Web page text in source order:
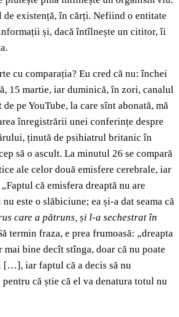
de existență, în cărți. Nefiind o entitate
și, dacă întîlnește un cititor, îi
cu comparația? Eu cred că nu: închei
15 martie, iar duminică, în zori, canalul
pe YouTube, la care sînt abonată, mă
înregistrării unei conferințe despre
ținută de psihiatrul britanic în
să o ascult. La minutul 26 se compară
ale celor două emisfere cerebrale, iar
că emisfera dreaptă nu are
este o slăbiciune; ea și-a dat seama că
care a pătruns, și l-a sechestrat în
termin fraza, e prea frumoasă: „dreapta
bine decît stînga, doar că nu poate
iar faptul că a decis să nu
că știe că el va denatura totul nu